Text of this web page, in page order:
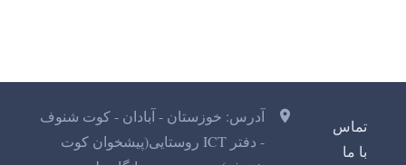
تماس
با ما
آدرس: خوزستان - آبادان - کوت شنوف
- دفتر ICT روستایی(پیشخوان کوت